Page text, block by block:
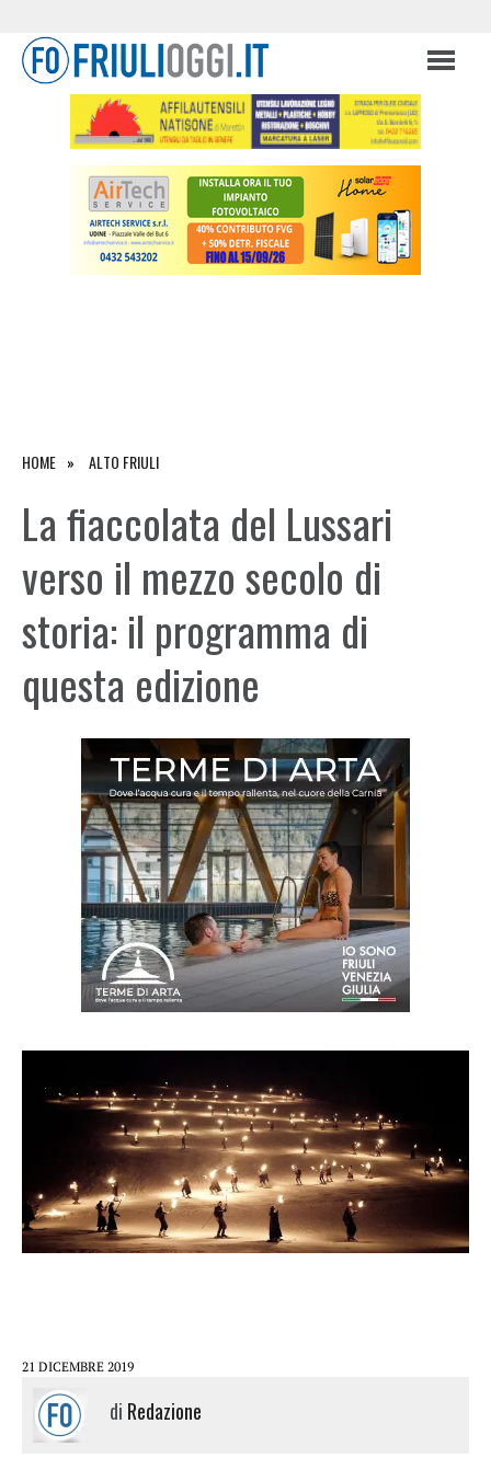
HOME ALTO FRIULI
La fiaccolata del Lussari
verso il mezzo secolo di
storia: il programma di
questa edizione
21 DICEMBRE 2019
di Redazione